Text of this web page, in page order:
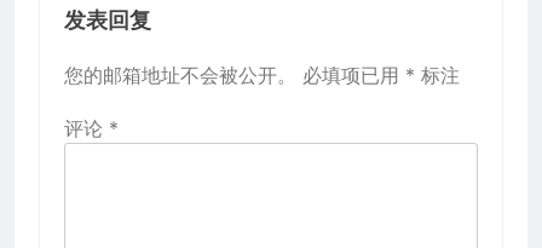
发表回复
您的邮箱地址不会被公开。 必填项已用 * 标注
评论 *